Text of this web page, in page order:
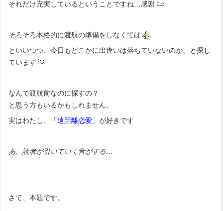
それだけ充実しているということですね…感謝
そろそろ本格的に渡航の準備をしなくては
といいつつ、今日もどこかに出逢いは落ちていないのか、と探し
ています
なんで渡航前なのに探すの？
と思う方もいるかもしれません。
実はわたし、
「遠距離恋愛」 が好きです
あ、読者が引いていく音がする…
さて、本題です。